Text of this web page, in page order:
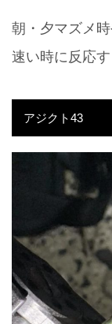
朝・夕マズメ
速い時に反応
アジクト43